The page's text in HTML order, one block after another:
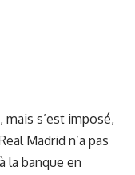
s’est imposé,
Madrid n’a pas
la banque en